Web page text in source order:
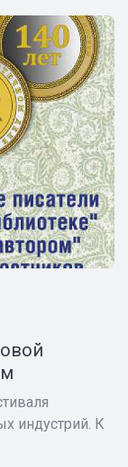
индустрий. К